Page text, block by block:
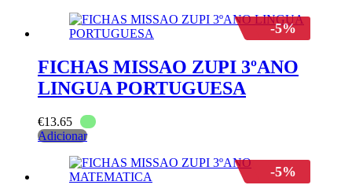
-5%
FICHAS MISSAO ZUPI 3ºANO
LINGUA PORTUGUESA
€13.65
Adicionar
-5%